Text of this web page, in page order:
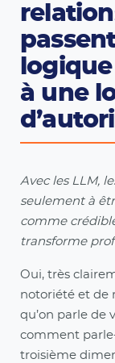
à une
Avec les LLM,
seulement à
comme
transforme
Oui, très
notoriété et de
qu’on parle de
comment
troisième